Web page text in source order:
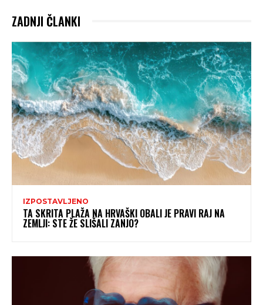
ZADNJI ČLANKI
IZPOSTAVLJENO
TA SKRITA PLAŽA NA HRVAŠKI OBALI JE PRAVI RAJ NA
ZEMLJI: STE ŽE SLIŠALI ZANJO?